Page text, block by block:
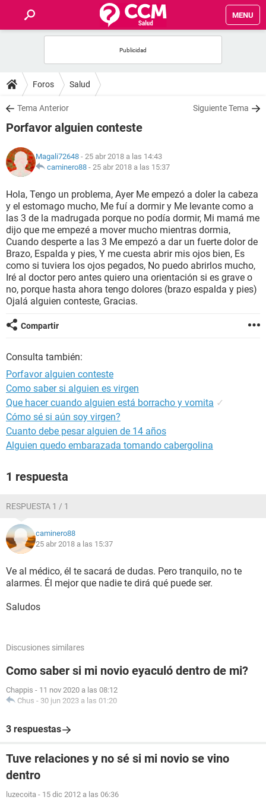
MENU
FOROS
SALUD
NUTRICIÓN
BIENESTAR
SEXUALIDAD
GLOSARIO
Foros Salud
Tema Anterior Siguiente Tema
Porfavor alguien conteste
Magali72648 - 25 abr 2018 a las 14:43
caminero88 - 25 abr 2018 a las 15:37
Hola, Tengo un problema, Ayer Me empezó a doler la cabeza
y el estomago mucho, Me fuí a dormir y Me levante como a
las 3 de la madrugada porque no podía dormir, Mi mamá me
dijo que me empezé a mover mucho mientras dormia,
Cuando desperte a las 3 Me empezó a dar un fuerte dolor de
Brazo, Espalda y pies, Y me cuesta abrir mis ojos bien, Es
como si tuviera los ojos pegados, No puedo abrirlos mucho,
Iré al doctor pero antes quiero una orientación si es grave o
no, porque hasta ahora tengo dolores (brazo espalda y pies)
Ojalá alguien conteste, Gracias.
Compartir
Consulta también:
Porfavor alguien conteste
Como saber si alguien es virgen
Que hacer cuando alguien está borracho y vomita ✓
Cómo sé si aún soy virgen?
Cuanto debe pesar alguien de 14 años
Alguien quedo embarazada tomando cabergolina
1 respuesta
RESPUESTA 1 / 1
caminero88
25 abr 2018 a las 15:37
Ve al médico, él te sacará de dudas. Pero tranquilo, no te
alarmes. Él mejor que nadie te dirá qué puede ser.
Saludos
Discusiones similares
Como saber si mi novio eyaculó dentro de mi?
Chappis - 11 nov 2020 a las 08:12
Chus - 30 jun 2023 a las 01:20
3 respuestas
Tuve relaciones y no sé si mi novio se vino
dentro
luzecoita - 15 dic 2012 a las 06:36